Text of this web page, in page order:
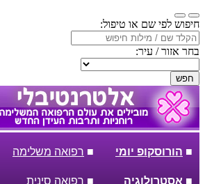
חיפוש לפי שם או טיפול:
בחר אזור / עיר:
חפש
■ הורוסקופ יומי ■ רפואה משלימה
■ אסטרולוגיה ■ רפואה סינית